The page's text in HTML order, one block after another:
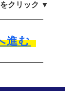
クリック ▼
進む